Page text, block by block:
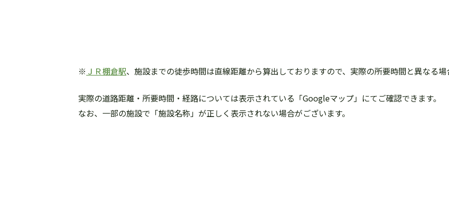
※ ＪＲ棚倉駅、施設までの徒歩時間は直線距離から算出しておりますので、実際の所要時間と異なる場
実際の道路距離・所要時間・経路については表示されている「Googleマップ」にてご確認できます。
なお、一部の施設で「施設名称」が正しく表示されない場合がございます。